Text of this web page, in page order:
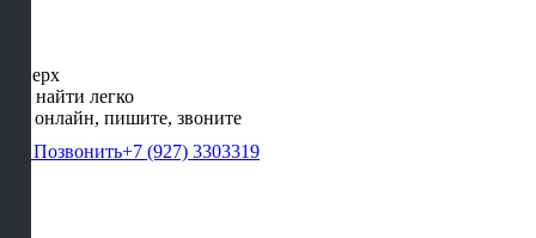
Наверх
Нас найти легко
Мы онлайн, пишите, звоните
Позвонить+7 (927) 3303319